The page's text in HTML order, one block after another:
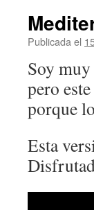
Publicada el
Soy
pero
porque
Esta